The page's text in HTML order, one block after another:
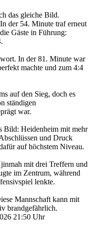
das gleiche Bild.
der 54. Minute traf erneut
Gäste in Führung:
In der 81. Minute war
machte und zum 4:4
auf den Sieg, doch es
ständigen
war.
Bild: Heidenheim mit mehr
und Druck
auf höchstem Niveau.
mit drei Treffern und
im Zentrum, während
lenkte.
Mannschaft kann mit
brandgefährlich.
21:50 Uhr